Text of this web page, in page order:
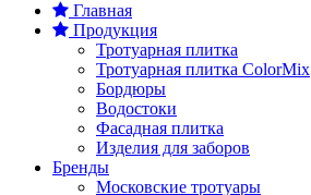
Главная
Продукция
Тротуарная плитка
Тротуарная плитка ColorMix
Бордюры
Водостоки
Фасадная плитка
Изделия для заборов
Бренды
Московские тротуары